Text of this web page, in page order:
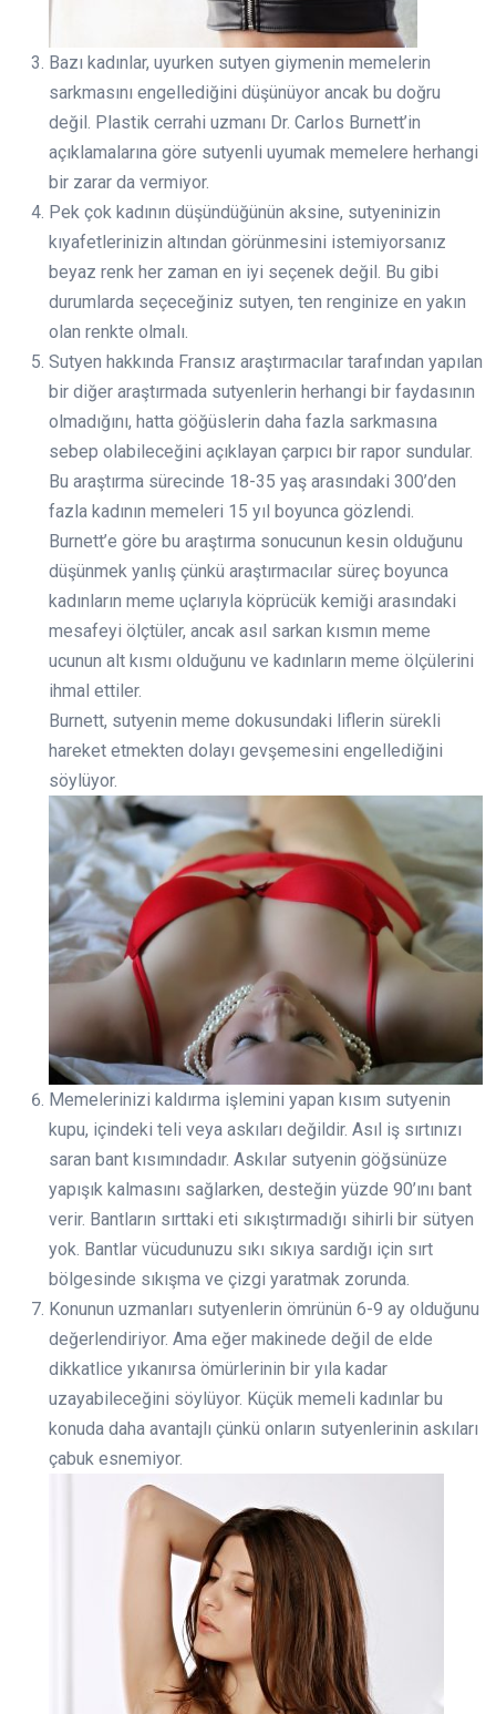
Bazı kadınlar, uyurken sutyen giymenin memelerin
sarkmasını engellediğini düşünüyor ancak bu doğru
değil. Plastik cerrahi uzmanı Dr. Carlos Burnett’in
açıklamalarına göre sutyenli uyumak memelere herhangi
bir zarar da vermiyor.
Pek çok kadının düşündüğünün aksine, sutyeninizin
kıyafetlerinizin altından görünmesini istemiyorsanız
beyaz renk her zaman en iyi seçenek değil. Bu gibi
durumlarda seçeceğiniz sutyen, ten renginize en yakın
olan renkte olmalı.
Sutyen hakkında Fransız araştırmacılar tarafından yapılan
bir diğer araştırmada sutyenlerin herhangi bir faydasının
olmadığını, hatta göğüslerin daha fazla sarkmasına
sebep olabileceğini açıklayan çarpıcı bir rapor sundular.
Bu araştırma sürecinde 18-35 yaş arasındaki 300’den
fazla kadının memeleri 15 yıl boyunca gözlendi.
Burnett’e göre bu araştırma sonucunun kesin olduğunu
düşünmek yanlış çünkü araştırmacılar süreç boyunca
kadınların meme uçlarıyla köprücük kemiği arasındaki
mesafeyi ölçtüler, ancak asıl sarkan kısmın meme
ucunun alt kısmı olduğunu ve kadınların meme ölçülerini
ihmal ettiler.
Burnett, sutyenin meme dokusundaki liflerin sürekli
hareket etmekten dolayı gevşemesini engellediğini
söylüyor.
Memelerinizi kaldırma işlemini yapan kısım sutyenin
kupu, içindeki teli veya askıları değildir. Asıl iş sırtınızı
saran bant kısımındadır. Askılar sutyenin göğsünüze
yapışık kalmasını sağlarken, desteğin yüzde 90’ını bant
verir. Bantların sırttaki eti sıkıştırmadığı sihirli bir sütyen
yok. Bantlar vücudunuzu sıkı sıkıya sardığı için sırt
bölgesinde sıkışma ve çizgi yaratmak zorunda.
Konunun uzmanları sutyenlerin ömrünün 6-9 ay olduğunu
değerlendiriyor. Ama eğer makinede değil de elde
dikkatlice yıkanırsa ömürlerinin bir yıla kadar
uzayabileceğini söylüyor. Küçük memeli kadınlar bu
konuda daha avantajlı çünkü onların sutyenlerinin askıları
çabuk esnemiyor.